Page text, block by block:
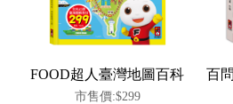
老師您好!!幼教會員火熱招募中~
FOOD超人臺灣地圖百科
市售價:$299